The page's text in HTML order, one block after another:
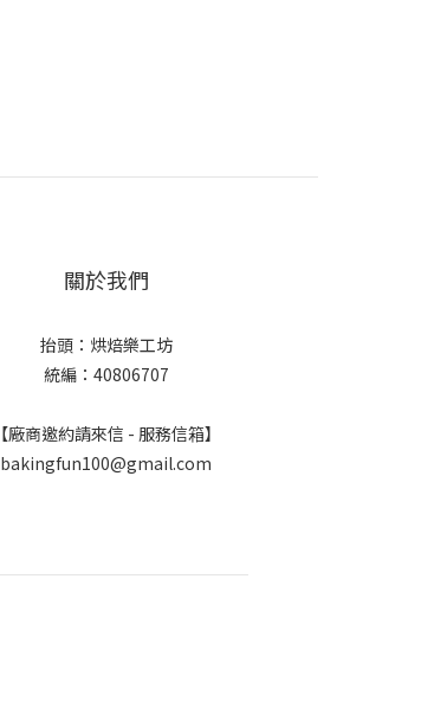
關於我們
抬頭：烘焙樂工坊
統編：40806707
【廠商邀約請來信 - 服務信箱】
bakingfun100@gmail.com